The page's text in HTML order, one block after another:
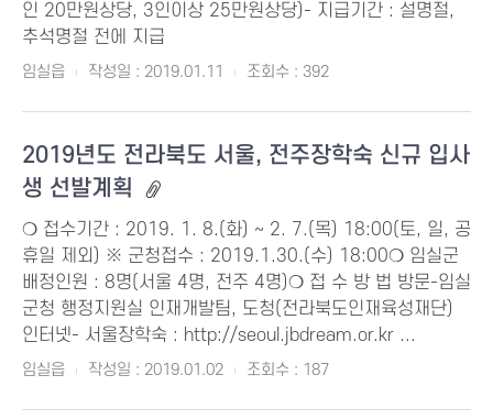
인 20만원상당, 3인이상 25만원상당)- 지급기간 : 설명절,
추석명절 전에 지급
임실읍 작성일 : 2019.01.11 조회수 : 392
2019년도 전라북도 서울, 전주장학숙 신규 입사
생 선발계획
❍ 접수기간 : 2019. 1. 8.(화) ~ 2. 7.(목) 18:00(토, 일, 공
휴일 제외) ※ 군청접수 : 2019.1.30.(수) 18:00❍ 임실군
배정인원 : 8명(서울 4명, 전주 4명)❍ 접 수 방 법 방문-임실
군청 행정지원실 인재개발팀, 도청(전라북도인재육성재단)
인터넷- 서울장학숙 : http://seoul.jbdream.or.kr ...
임실읍 작성일 : 2019.01.02 조회수 : 187